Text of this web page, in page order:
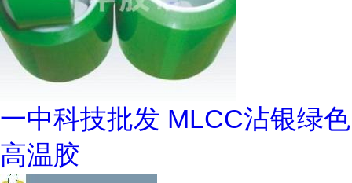
一中科技批发 MLCC沾银绿色
高温胶